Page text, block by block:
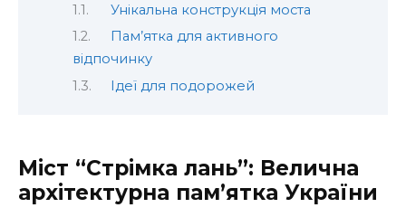
Унікальна конструкція моста
Пам’ятка для активного
відпочинку
Ідеї для подорожей
Міст “Стрімка лань”: Велична
архітектурна пам’ятка України